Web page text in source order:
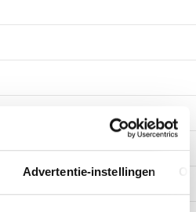
Advertentie-instellingen